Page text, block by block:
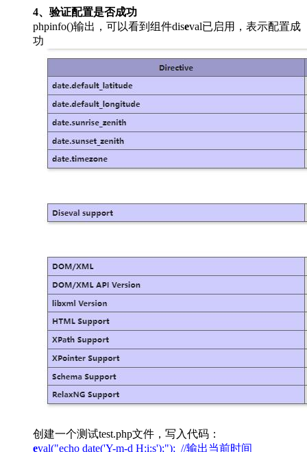
4、验证配置是否成功
phpinfo()输出，可以看到组件diseval已启用，表示配置成
功
创建一个测试test.php文件，写入代码：
eval("echo date('Y-m-d H:i:s');"); //输出当前时间